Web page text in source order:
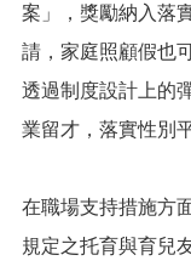
網
導
覽
信
箱
案」，獎勵納入落
請，家庭照顧假也
透過制度設計上的
業留才，落實性別
在職場支持措施方
規定之托育與育兒